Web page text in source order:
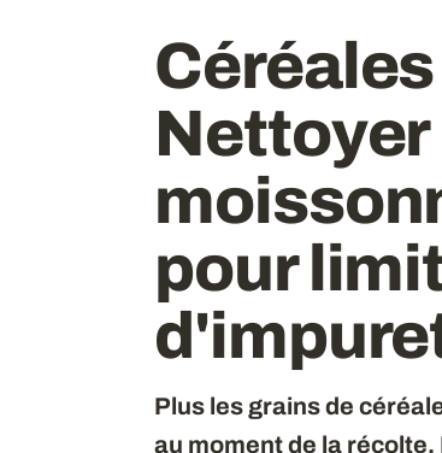
Nettoyer
pour
Plus les grains de
au moment de la